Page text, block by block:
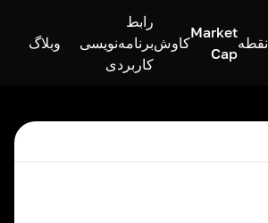
نقطه
Market
Cap
کاوش
رابط
برنامه‌نویسی
کاربردی
وبلاگ